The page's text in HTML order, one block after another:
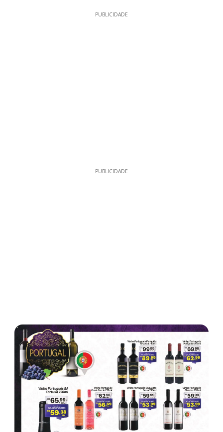
PUBLICIDADE
PUBLICIDADE